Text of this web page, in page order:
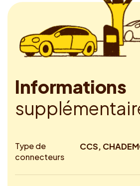
Informations
supplémentair
Type de
connecteurs
CCS,